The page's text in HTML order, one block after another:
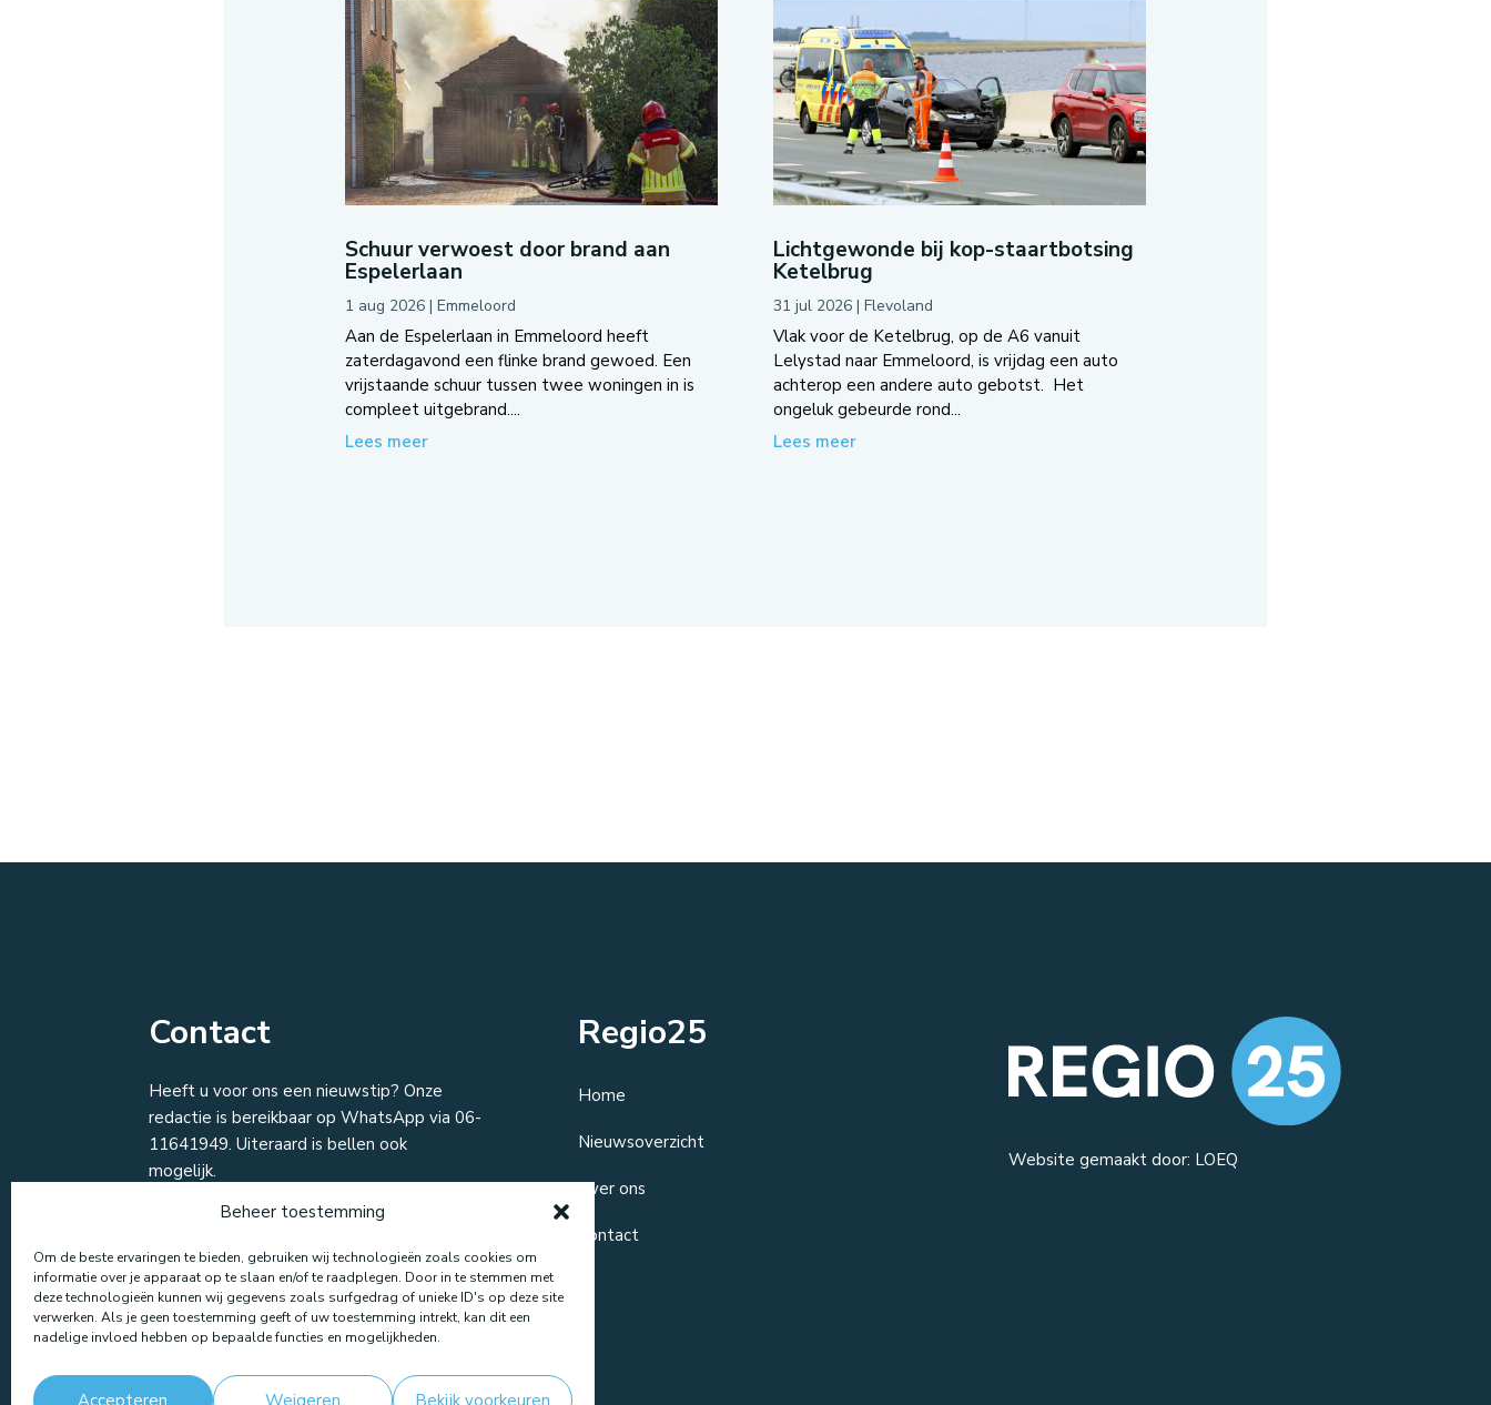
Beheer toestemming
Om de beste ervaringen te bieden, gebruiken wij technologieën zoals cookies om
informatie over je apparaat op te slaan en/of te raadplegen. Door in te stemmen met
deze technologieën kunnen wij gegevens zoals surfgedrag of unieke ID's op deze site
verwerken. Als je geen toestemming geeft of uw toestemming intrekt, kan dit een
nadelige invloed hebben op bepaalde functies en mogelijkheden.
Accepteren Weigeren Bekijk voorkeuren
Schuur verwoest door brand aan
Espelerlaan
1 aug 2026| Emmeloord
Aan de Espelerlaan in Emmeloord heeft
zaterdagavond een flinke brand gewoed. Een
vrijstaande schuur tussen twee woningen in is
compleet uitgebrand....
Lees meer
Lichtgewonde bij kop-staartbotsing
Ketelbrug
31 jul 2026| Flevoland
Vlak voor de Ketelbrug, op de A6 vanuit
Lelystad naar Emmeloord, is vrijdag een auto
achterop een andere auto gebotst. Het
ongeluk gebeurde rond...
Lees meer
Contact
Heeft u voor ons een nieuwstip? Onze
redactie is bereikbaar op WhatsApp via 06-
11641949. Uiteraard is bellen ook
mogelijk.
06 116 419 49
Regio25
Home
Nieuwsoverzicht
Over ons
Contact
Website gemaakt door: LOEQ